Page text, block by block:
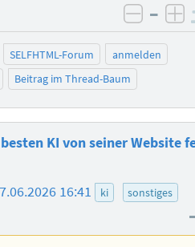
–
SELFHTML-Forum
anmelden
Beitrag im Thread-Baum
KI von seiner Website
16:41 ki sonstiges